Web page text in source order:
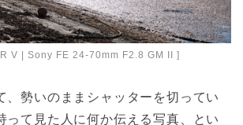
V | Sony FE 24-70mm F2.8 GM II ]
、勢いのままシャッターを切ってい
って見た人に何か伝える写真、とい